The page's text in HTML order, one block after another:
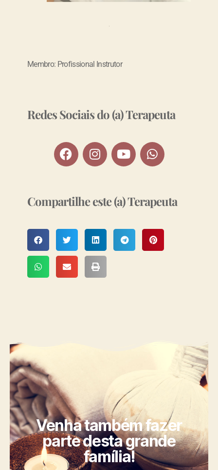
Membro: Profissional Instrutor
Redes Sociais do (a) Terapeuta
Compartilhe este (a) Terapeuta
Venha também fazer
parte desta grande
família!